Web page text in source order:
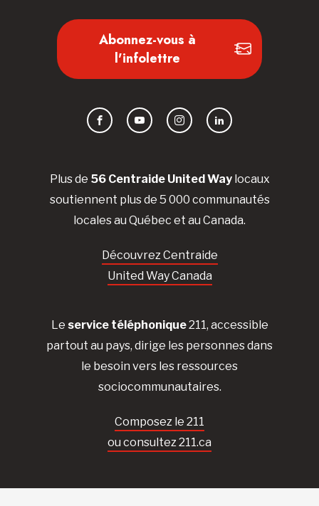
Plus de 56 Centraide United Waylocaux
soutiennent plus de 5 000 communautés
locales au Québec et au Canada.
Découvrez Centraide
United Way Canada
Le service téléphonique211, accessible
partout au pays, dirige les personnes dans
le besoin vers les ressources
sociocommunautaires.
Composez le 211
ou consultez 211.ca
Abonnez-vous à
l'infolettre
FacebookYouTubeInstagramLinkedIn